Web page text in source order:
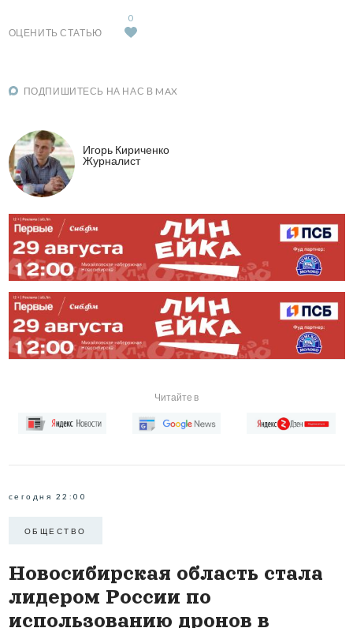
ОЦЕНИТЬ СТАТЬЮ
0
ПОДПИШИТЕСЬ НА НАС В MAX
Игорь Кириченко
Журналист
Читайте в
сегодня 22:00
ОБЩЕСТВО
Новосибирская область стала
лидером России по
использованию дронов в